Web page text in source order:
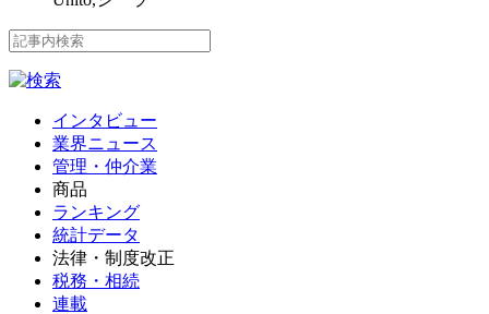
インタビュー
業界ニュース
管理・仲介業
商品
ランキング
統計データ
法律・制度改正
税務・相続
連載